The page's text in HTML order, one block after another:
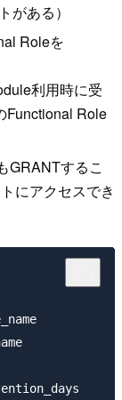
がある）
Roleを
利用時に受
Functional Role
GRANTするこ
にアクセスでき